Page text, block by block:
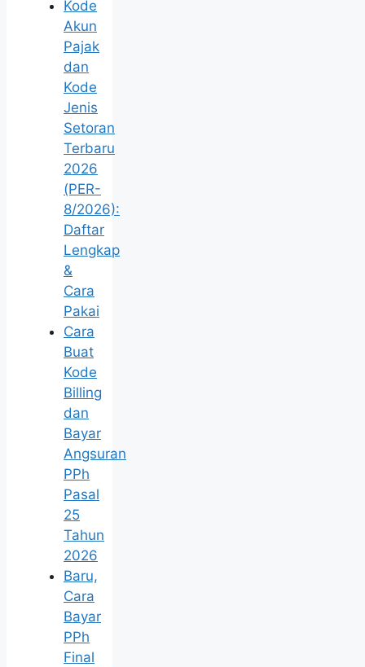
Kode
Akun
Pajak
dan
Kode
Jenis
Setoran
Terbaru
2026
(PER-
8/2026):
Daftar
Lengkap
&
Cara
Pakai
Cara
Buat
Kode
Billing
dan
Bayar
Angsuran
PPh
Pasal
25
Tahun
2026
Baru,
Cara
Bayar
PPh
Final